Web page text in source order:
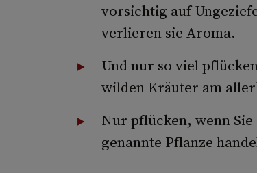
vorsichtig auf
verlieren sie Aroma.
Und nur so viel
wilden Kräuter am
Nur pflücken, wenn Sie
genannte Pflanze